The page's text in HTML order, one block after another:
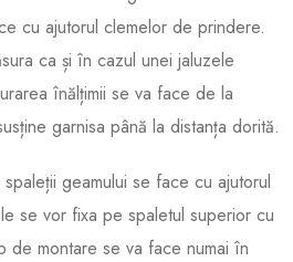
cu ajutorul clemelor de prindere.
ca și în cazul unei jaluzele
înălțimii se va face de la
garnisa până la distanța dorită.
geamului se face cu ajutorul
se vor fixa pe spaletul superior cu
de montare se va face numai în